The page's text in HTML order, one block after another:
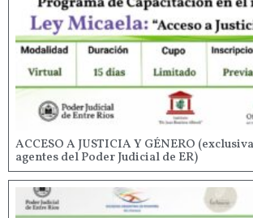
ACCESO A JUSTICIA Y GÉNERO
agentes del Poder Judicial de ER)